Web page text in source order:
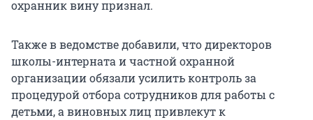
охранник вину признал.
Также в ведомстве добавили, что директоров
школы-интерната и частной охранной
организации обязали усилить контроль за
процедурой отбора сотрудников для работы с
детьми, а виновных лиц привлекут к